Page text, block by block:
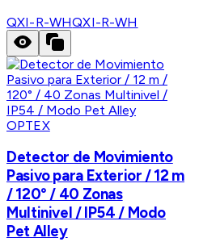
QXI-R-WHQXI-R-WH
OPTEX
Detector de Movimiento
Pasivo para Exterior / 12 m
/ 120° / 40 Zonas
Multinivel / IP54 / Modo
Pet Alley